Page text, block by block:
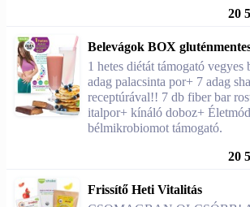
20
Belevágok BOX
1 hetes diétát támogató
adag palacsinta por+ 7 adag
receptúrával!! 7 db fiber bar
italpor+ kínáló doboz+
bélmikrobiomot támogató.
20
Frissítő Heti Vitalitás